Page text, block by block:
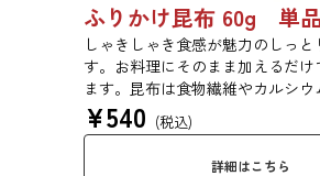
しゃきしゃき食感が魅力のしっ
す。お料理にそのまま加えるだけ
ます。昆布は食物繊維やカルシウ
んでいるため、バランスのとれた
にお使いいただけます。また、本
¥540 (税込)
詳細はこちら